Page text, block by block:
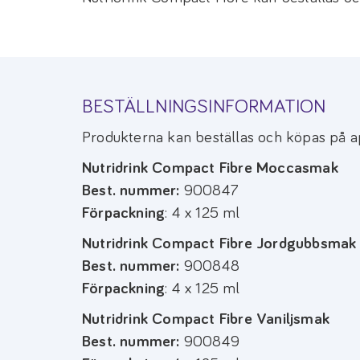
BESTÄLLNINGSINFORMATION
Produkterna kan beställas och köpas på
Nutridrink Compact Fibre Moccasmak
Best. nummer: 900847
Förpackning: 4 x 125 ml
Nutridrink Compact Fibre Jordgubbsmak
Best. nummer: 900848
Förpackning: 4 x 125 ml
Nutridrink Compact Fibre Vaniljsmak
Best. nummer: 900849